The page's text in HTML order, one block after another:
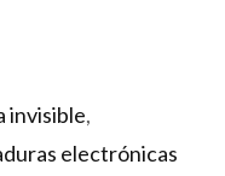
invisible,
electrónicas